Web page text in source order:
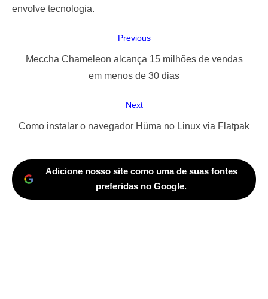
envolve tecnologia.
de
Previous
Previous
Meccha Chameleon alcança 15 milhões de vendas
em menos de 30 dias
Next
Next
Como instalar o navegador Hüma no Linux via Flatpak
Adicione nosso site como uma de suas fontes
preferidas no Google.